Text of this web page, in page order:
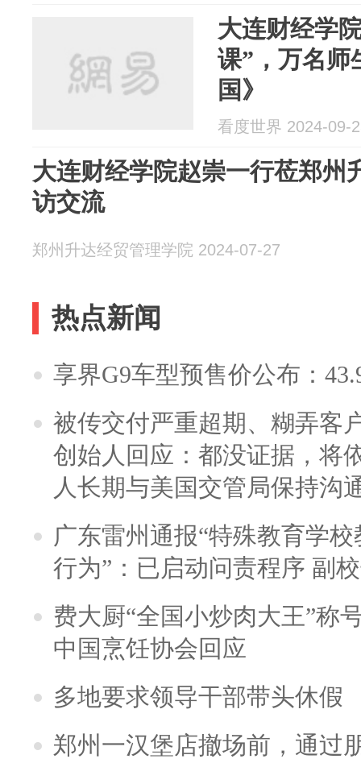
大连财经学
课”，万名师
国》
看度世界 2024-09-
大连财经学院赵崇一行莅郑州
访交流
郑州升达经贸管理学院 2024-07-27
热点新闻
享界G9车型预售价公布：
被传交付严重超期、糊弄客
创始人回应：都没证据，将
人长期与美国交管局保持沟
广东雷州通报“特殊教育学
行为”：已启动问责程序 副
费大厨“全国小炒肉大王”称
中国烹饪协会回应
多地要求领导干部带头休假
郑州一汉堡店撤场前，通过